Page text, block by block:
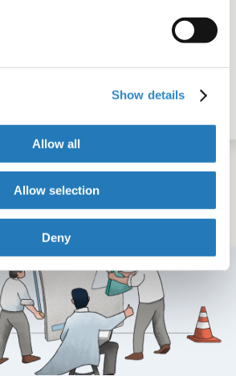
Show details
Allow all
Allow selection
Deny
Iniciar
de Artigo